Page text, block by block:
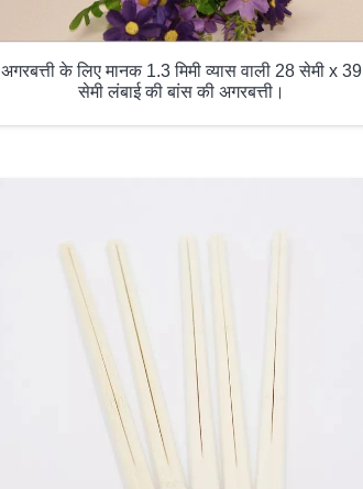
अगरबत्ती के लिए मानक 1.3 मिमी व्यास वाली 28 सेमी x 39
सेमी लंबाई की बांस की अगरबत्ती।